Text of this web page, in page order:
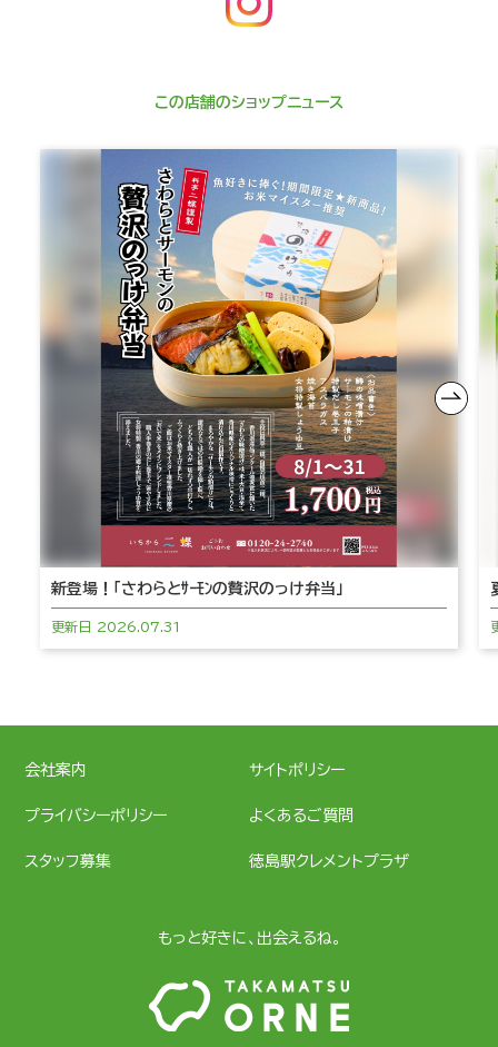
この店舗のショップニュース
新登場！「さわらとｻｰﾓﾝの贅沢のっけ弁当」
更新日 2026.07.31
会社案内 サイトポリシー
プライバシーポリシー よくあるご質問
スタッフ募集 徳島駅クレメントプラザ
もっと好きに、出会えるね。